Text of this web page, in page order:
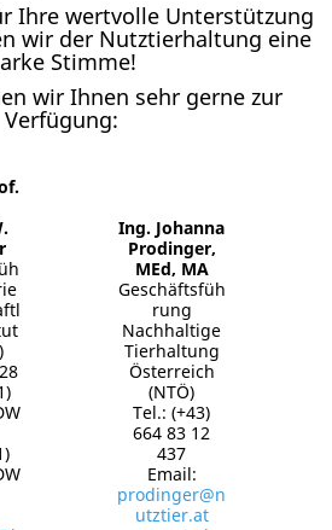
Ihre wertvolle Unterstützung
wir der Nutztierhaltung eine
Stimme!
wir Ihnen sehr gerne zur
Verfügung:
Ing. Johanna
Prodinger,
MEd, MA
Geschäftsfüh
rung
Nachhaltige
Tierhaltung
Österreich
(NTÖ)
Tel.: (+43)
664 83 12
437
Email:
prodinger@n
utztier.at